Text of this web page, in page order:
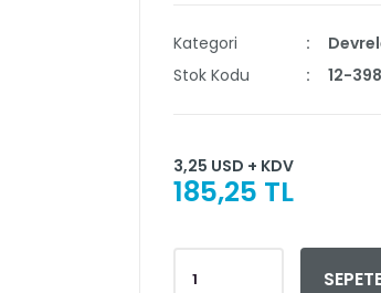
Kategori
Stok Kodu
12-398
3,25 USD + KDV
185,25 TL